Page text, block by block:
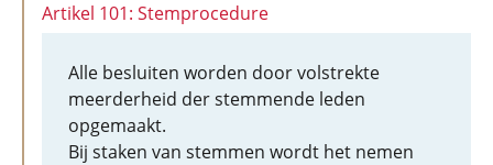
Artikel 101: Stemprocedure
Alle besluiten worden door volstrekte
meerderheid der stemmende leden
opgemaakt.
Bij staken van stemmen wordt het nemen